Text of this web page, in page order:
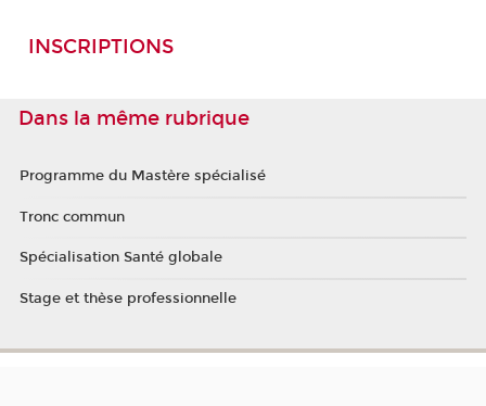
INSCRIPTIONS
Dans la même rubrique
Programme du Mastère spécialisé
Tronc commun
Spécialisation Santé globale
Stage et thèse professionnelle